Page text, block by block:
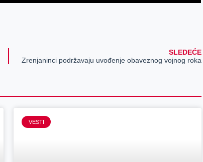
SLEDEĆE
Zrenjaninci podržavaju uvođenje obaveznog vojnog roka
VESTI